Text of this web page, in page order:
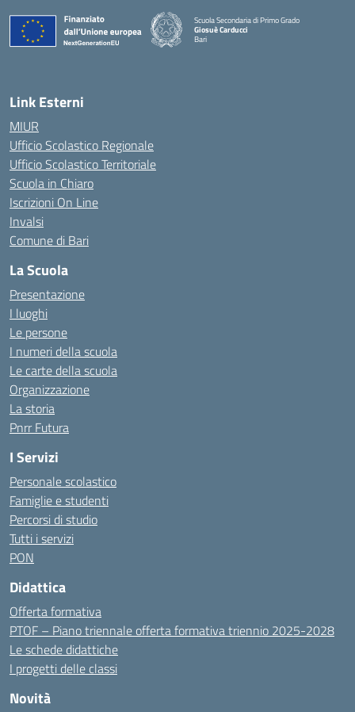
Scuola Secondaria di Primo Grado
Giosuè Carducci
Bari
Link Esterni
MIUR
Ufficio Scolastico Regionale
Ufficio Scolastico Territoriale
Scuola in Chiaro
Iscrizioni On Line
Invalsi
Comune di Bari
La Scuola
Presentazione
I luoghi
Le persone
I numeri della scuola
Le carte della scuola
Organizzazione
La storia
Pnrr Futura
I Servizi
Personale scolastico
Famiglie e studenti
Percorsi di studio
Tutti i servizi
PON
Didattica
Offerta formativa
PTOF – Piano triennale offerta formativa triennio 2025-2028
Le schede didattiche
I progetti delle classi
Novità